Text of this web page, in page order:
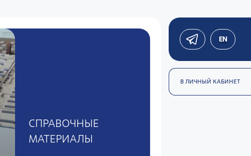
EN
В ЛИЧНЫЙ КАБИНЕТ
СПРАВОЧНЫЕ
МАТЕРИАЛЫ